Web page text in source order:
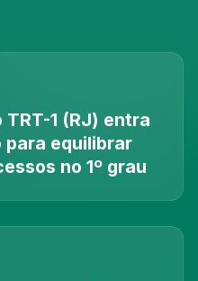
1 (RJ) entra
para equilibrar
no 1º grau